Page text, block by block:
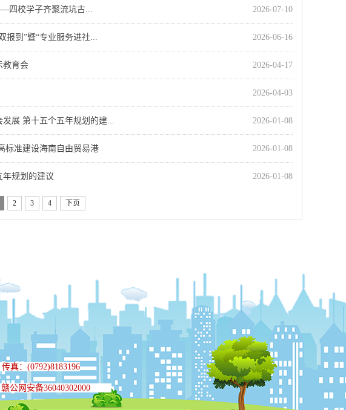
四校学子齐聚流坑古... 2026-07-10
报到”暨“专业服务进社... 2026-06-16
教育会 2026-04-17
2026-04-03
发展 第十五个五年规划的建... 2026-01-08
标准建设海南自由贸易港 2026-01-08
年规划的建议 2026-01-08
2 3 4 下页
真：(0792)8183196
赣公网安备36040302000